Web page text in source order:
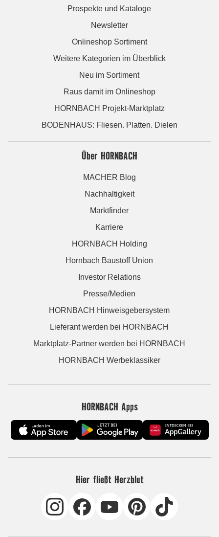
Prospekte und Kataloge
Newsletter
Onlineshop Sortiment
Weitere Kategorien im Überblick
Neu im Sortiment
Raus damit im Onlineshop
HORNBACH Projekt-Marktplatz
BODENHAUS: Fliesen. Platten. Dielen
Über HORNBACH
MACHER Blog
Nachhaltigkeit
Marktfinder
Karriere
HORNBACH Holding
Hornbach Baustoff Union
Investor Relations
Presse/Medien
HORNBACH Hinweisgebersystem
Lieferant werden bei HORNBACH
Marktplatz-Partner werden bei HORNBACH
HORNBACH Werbeklassiker
HORNBACH Apps
Hier fließt Herzblut